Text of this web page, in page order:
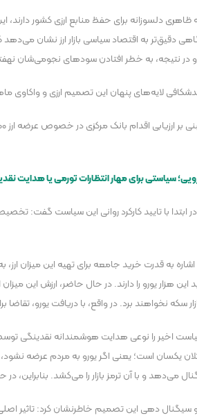
ظاهری دلسوزانه برای حفظ منابع ارزی کشور
دقیق‌تر به اقتصاد سیاسی بازار ارز
و در نتیجه، به خطر افتادن سود‌های نجومی‌شان
لایه‌های پنهان این تصمیم ارزی و
سیاستی برای مهار انتظارات تورمی یا هدایت
با تایید کارکرد روانی این سیاست گفت:
اشاره به قدرت خرید جامعه برای تهیه این میزان
سکه نخواهند برد. در واقع، با دریافت یورو،
اخیر را نوعی هدایت هوشمندانه نقدینگی
یکسان است؛ یعنی اگر یورو به مردم عرضه نشود،
می‌دهد و با آن ترمز بازار را می‌کشد.
و سیگنال دهی این تصمیم خاطرنشان کرد: